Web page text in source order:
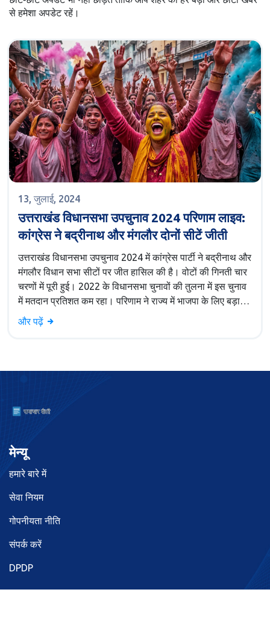
से हमेशा अपडेट रहें।
13, जुलाई, 2024
उत्तराखंड विधानसभा उपचुनाव 2024 परिणाम लाइव:
कांग्रेस ने बद्रीनाथ और मंगलौर दोनों सीटें जीती
उत्तराखंड विधानसभा उपचुनाव 2024 में कांग्रेस पार्टी ने बद्रीनाथ और
मंगलौर विधान सभा सीटों पर जीत हासिल की है। वोटों की गिनती चार
चरणों में पूरी हुई। 2022 के विधानसभा चुनावों की तुलना में इस चुनाव
में मतदान प्रतिशत कम रहा। परिणाम ने राज्य में भाजपा के लिए बड़ा
झटका दिया है।
और पढ़ें
मेन्यू
हमारे बारे में
सेवा नियम
गोपनीयता नीति
संपर्क करें
DPDP